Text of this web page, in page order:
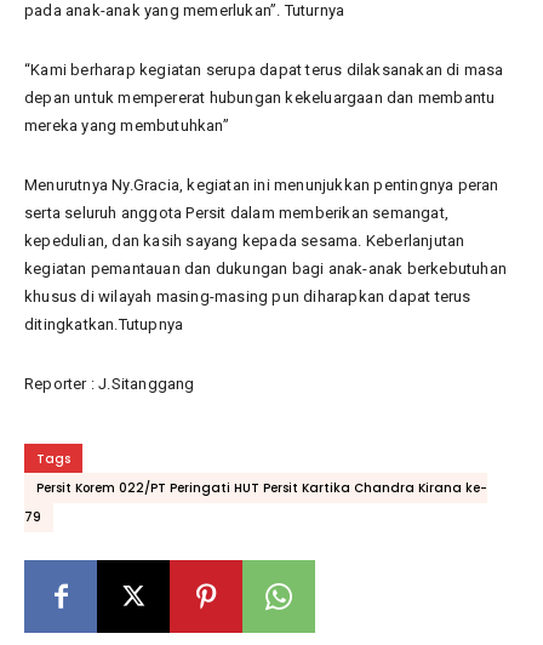
pada anak-anak yang memerlukan”. Tuturnya
“Kami berharap kegiatan serupa dapat terus dilaksanakan di masa
depan untuk mempererat hubungan kekeluargaan dan membantu
mereka yang membutuhkan”
Menurutnya Ny.Gracia, kegiatan ini menunjukkan pentingnya peran
serta seluruh anggota Persit dalam memberikan semangat,
kepedulian, dan kasih sayang kepada sesama. Keberlanjutan
kegiatan pemantauan dan dukungan bagi anak-anak berkebutuhan
khusus di wilayah masing-masing pun diharapkan dapat terus
ditingkatkan.Tutupnya
Reporter : J.Sitanggang
Tags
Persit Korem 022/PT Peringati HUT Persit Kartika Chandra Kirana ke-
79